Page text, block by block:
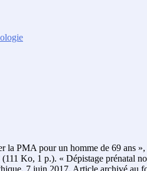
la PMA pour un homme de 69 ans
Ko, 1 p.). « Dépistage prénatal
7 juin 2017. Article archivé au